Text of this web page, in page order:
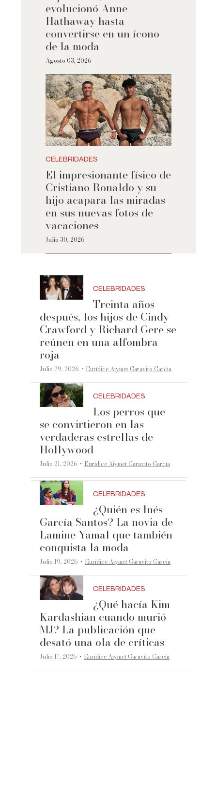
evolucionó Anne
Hathaway hasta
convertirse en un ícono
de la moda
Agosto 03, 2026
CELEBRIDADES
El impresionante físico de
Cristiano Ronaldo y su
hijo acapara las miradas
en sus nuevas fotos de
vacaciones
Julio 30, 2026
CELEBRIDADES
Treinta años
después, los hijos de Cindy
Crawford y Richard Gere se
reúnen en una alfombra
roja
Julio 29, 2026 ·Eurídice Aiymet Garavito García
CELEBRIDADES
Los perros que
se convirtieron en las
verdaderas estrellas de
Hollywood
Julio 21, 2026 ·Eurídice Aiymet Garavito García
CELEBRIDADES
¿Quién es Inés
García Santos? La novia de
Lamine Yamal que también
conquista la moda
Julio 19, 2026 ·Eurídice Aiymet Garavito García
CELEBRIDADES
¿Qué hacía Kim
Kardashian cuando murió
MJ? La publicación que
desató una ola de críticas
Julio 17, 2026 ·Eurídice Aiymet Garavito García